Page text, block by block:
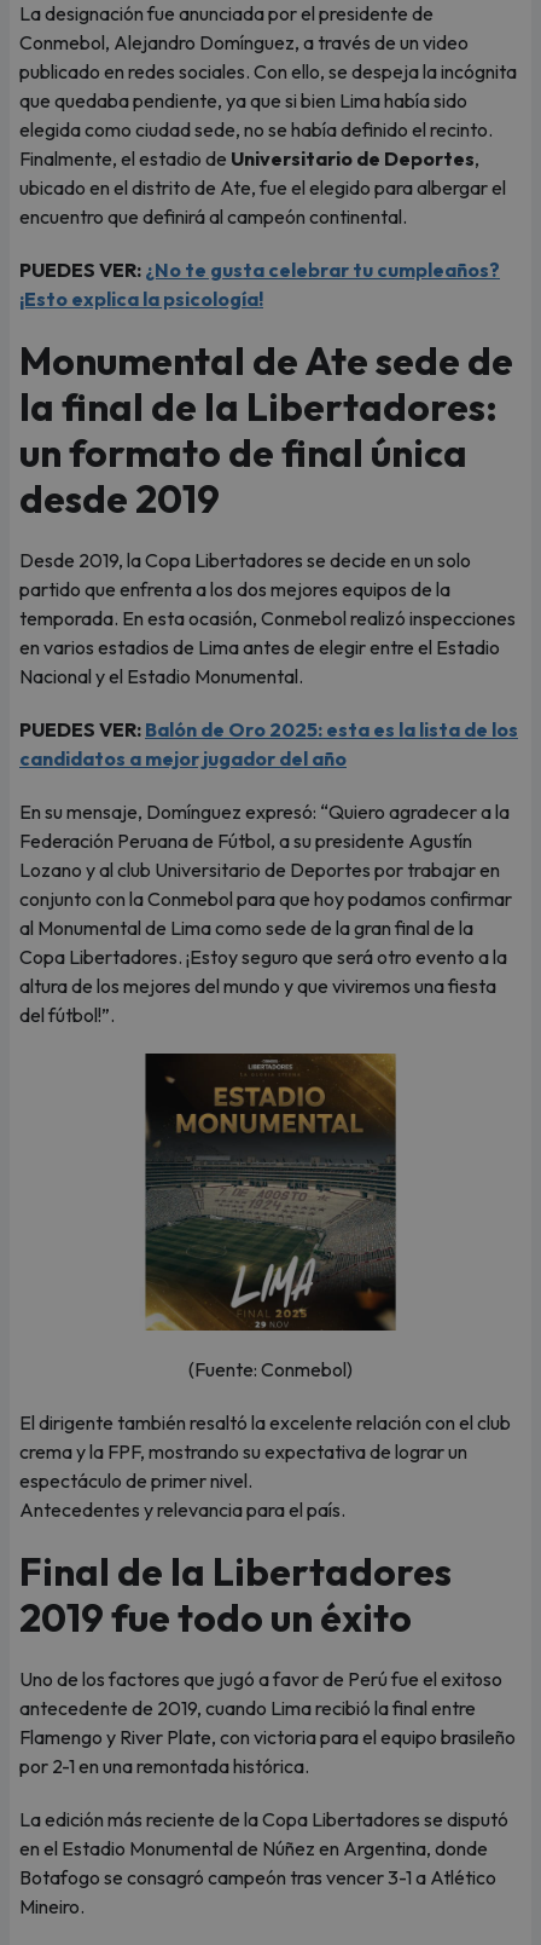
La designación fue anunciada por el presidente de
Conmebol, Alejandro Domínguez, a través de un video
publicado en redes sociales. Con ello, se despeja la incógnita
que quedaba pendiente, ya que si bien Lima había sido
elegida como ciudad sede, no se había definido el recinto.
Finalmente, el estadio de Universitario de Deportes,
ubicado en el distrito de Ate, fue el elegido para albergar el
encuentro que definirá al campeón continental.
PUEDES VER: ¿No te gusta celebrar tu cumpleaños?
¡Esto explica la psicología!
Monumental de Ate sede de
la final de la Libertadores:
un formato de final única
desde 2019
Desde 2019, la Copa Libertadores se decide en un solo
partido que enfrenta a los dos mejores equipos de la
temporada. En esta ocasión, Conmebol realizó inspecciones
en varios estadios de Lima antes de elegir entre el Estadio
Nacional y el Estadio Monumental.
PUEDES VER: Balón de Oro 2025: esta es la lista de los
candidatos a mejor jugador del año
En su mensaje, Domínguez expresó: “Quiero agradecer a la
Federación Peruana de Fútbol, a su presidente Agustín
Lozano y al club Universitario de Deportes por trabajar en
conjunto con la Conmebol para que hoy podamos confirmar
al Monumental de Lima como sede de la gran final de la
Copa Libertadores. ¡Estoy seguro que será otro evento a la
altura de los mejores del mundo y que viviremos una fiesta
del fútbol!”.
(Fuente: Conmebol)
El dirigente también resaltó la excelente relación con el club
crema y la FPF, mostrando su expectativa de lograr un
espectáculo de primer nivel.
Antecedentes y relevancia para el país.
Final de la Libertadores
2019 fue todo un éxito
Uno de los factores que jugó a favor de Perú fue el exitoso
antecedente de 2019, cuando Lima recibió la final entre
Flamengo y River Plate, con victoria para el equipo brasileño
por 2-1 en una remontada histórica.
La edición más reciente de la Copa Libertadores se disputó
en el Estadio Monumental de Núñez en Argentina, donde
Botafogo se consagró campeón tras vencer 3-1 a Atlético
Mineiro.